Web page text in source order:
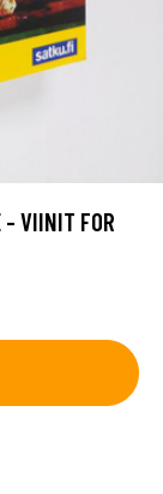
- VIINIT FOR